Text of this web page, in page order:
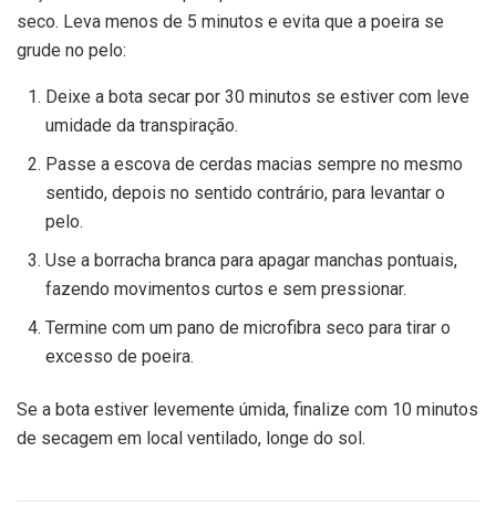
seco. Leva menos de 5 minutos e evita que a poeira se
grude no pelo:
Deixe a bota secar por 30 minutos se estiver com leve
umidade da transpiração.
Passe a escova de cerdas macias sempre no mesmo
sentido, depois no sentido contrário, para levantar o
pelo.
Use a borracha branca para apagar manchas pontuais,
fazendo movimentos curtos e sem pressionar.
Termine com um pano de microfibra seco para tirar o
excesso de poeira.
Se a bota estiver levemente úmida, finalize com 10 minutos
de secagem em local ventilado, longe do sol.